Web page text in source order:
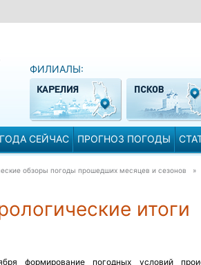
ФИЛИАЛЫ:
СЕЙЧАС ПРОГНОЗ ПОГОДЫ
обзоры погоды прошедших месяцев и сезонов »
итоги
формирование погодных условий